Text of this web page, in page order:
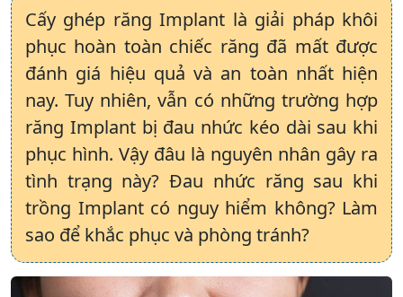
Cấy ghép răng Implant là giải pháp khôi
phục hoàn toàn chiếc răng đã mất được
đánh giá hiệu quả và an toàn nhất hiện
nay. Tuy nhiên, vẫn có những trường hợp
răng Implant bị đau nhức kéo dài sau khi
phục hình. Vậy đâu là nguyên nhân gây ra
tình trạng này? Đau nhức răng sau khi
trồng Implant có nguy hiểm không? Làm
sao để khắc phục và phòng tránh?